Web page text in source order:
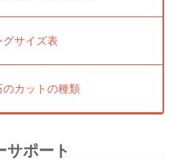
グサイズ表
のカットの種類
サポート